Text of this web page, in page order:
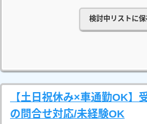
検討中リストに保
【土日祝休み×車通勤OK】
の問合せ対応/未経験OK